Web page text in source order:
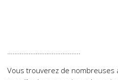
Vous trouverez de